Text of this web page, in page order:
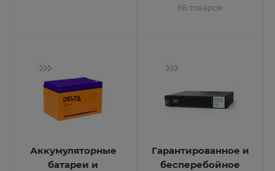
66 товаров
Аккумуляторные
батареи и
Гарантированное и
бесперебойное